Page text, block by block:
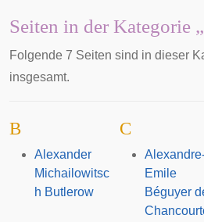
Seiten in der Kategorie
Folgende 7 Seiten sind in dieser
insgesamt.
B
Alexander
Michailowitsc
h Butlerow
C
Emile
Béguyer